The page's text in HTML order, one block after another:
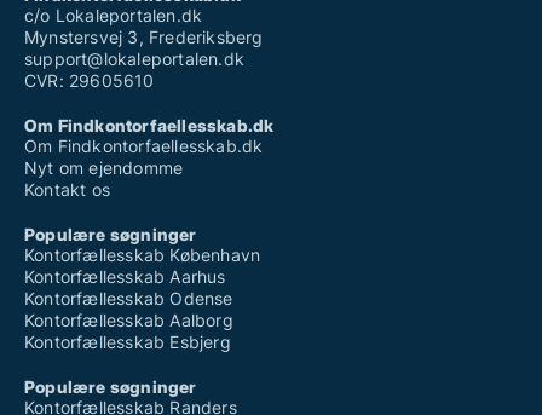
c/o Lokaleportalen.dk
Mynstersvej 3, Frederiksberg
support@lokaleportalen.dk
CVR: 29605610
Om Findkontorfaellesskab.dk
Om Findkontorfaellesskab.dk
Nyt om ejendomme
Kontakt os
Populære søgninger
Kontorfællesskab København
Kontorfællesskab Aarhus
Kontorfællesskab Odense
Kontorfællesskab Aalborg
Kontorfællesskab Esbjerg
Populære søgninger
Kontorfællesskab Randers